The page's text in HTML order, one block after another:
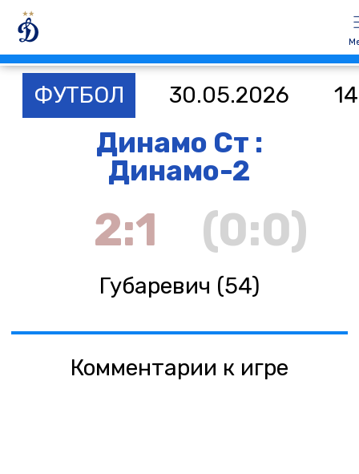
ФУТБОЛ 30.05.2026
Динамо Ст :
Динамо-2
2:1 (0:0)
Губаревич (54)
Комментарии к игре